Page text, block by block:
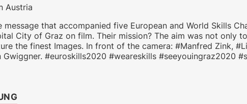
Austria
message that accompanied five European and World Skills
City of Graz on film. Their mission? The aim was not only
the finest Images. In front of the camera: #Manfred Zink,
Gwiggner. #euroskills2020 #weareskills #seeyouingraz2020